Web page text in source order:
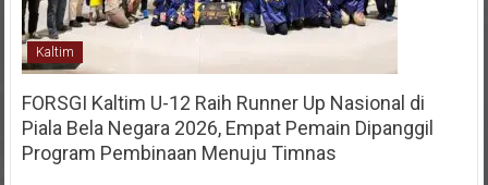
Kaltim
FORSGI Kaltim U-12 Raih Runner Up Nasional di
Piala Bela Negara 2026, Empat Pemain Dipanggil
Program Pembinaan Menuju Timnas